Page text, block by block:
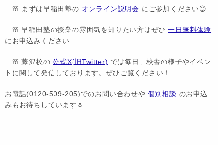
🌸 まずは早稲田塾の オンライン説明会 にご参加ください😊
🌸 早稲田塾の授業の雰囲気を知りたい方はぜひ一日無料体験
にお申込みください！
🌸 藤沢校の公式X(旧Twitter) では毎日、校舎の様子やイベン
トに関して発信しております。ぜひご覧ください！
お電話(0120-509-205)でのお問い合わせや 個別相談 のお申込
みもお待ちしています🌷